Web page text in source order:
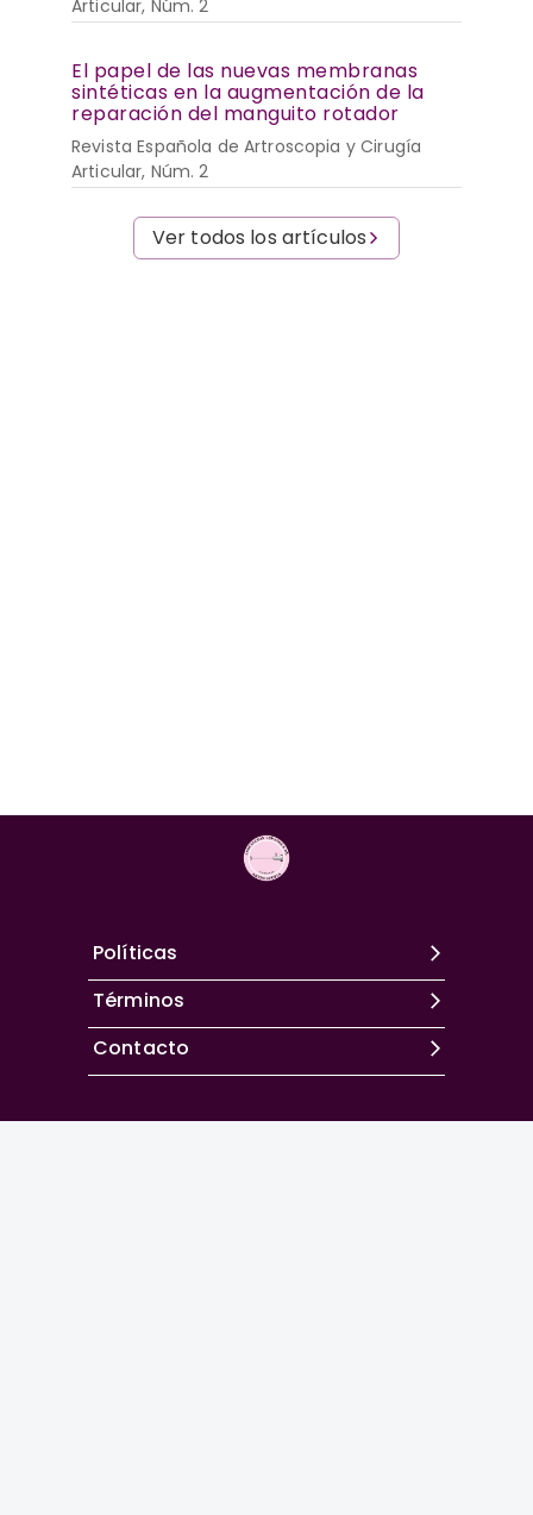
Articular, Núm. 2
El papel de las nuevas membranas
sintéticas en la augmentación de la
reparación del manguito rotador
Revista Española de Artroscopia y Cirugía
Articular, Núm. 2
Ver todos los artículos
Políticas
Términos
Contacto